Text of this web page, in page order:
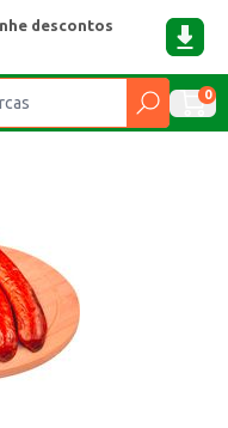
descontos
0